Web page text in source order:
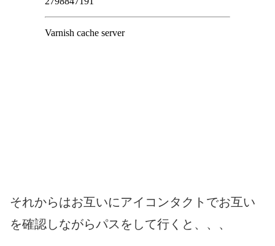
それからはお互いにアイコンタクトでお互い
を確認しながらパスをして行くと、、、